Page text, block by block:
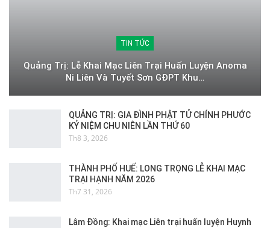
TIN TỨC
Quảng Trị: Lễ Khai Mạc Liên Trại Huấn Luyện Anoma
Ni Liên Và Tuyết Sơn GĐPT Khu…
QUẢNG TRỊ: GIA ĐÌNH PHẬT TỬ CHÍNH PHƯỚC
KỶ NIỆM CHU NIÊN LẦN THỨ 60
Th8 3, 2026
THÀNH PHỐ HUẾ: LONG TRỌNG LỄ KHAI MẠC
TRẠI HẠNH NĂM 2026
Th7 31, 2026
Lâm Đồng: Khai mạc Liên trại huấn luyện Huynh